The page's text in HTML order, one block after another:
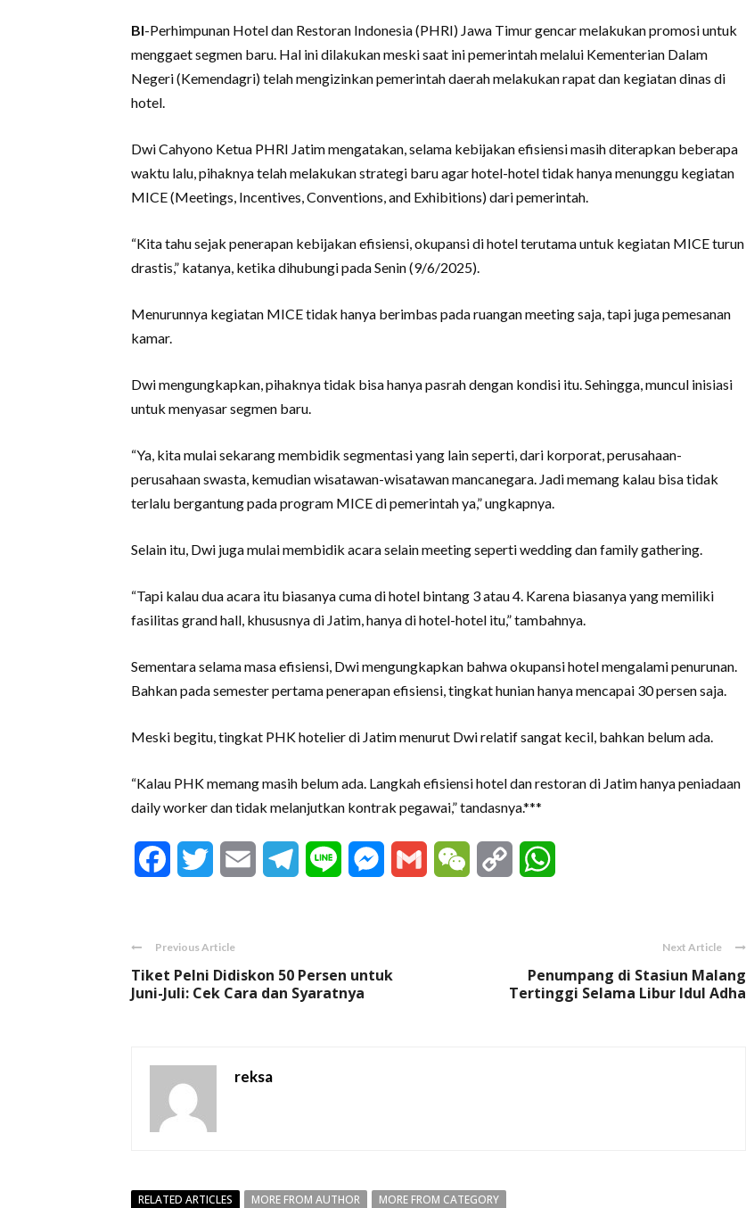
BI-Perhimpunan Hotel dan Restoran Indonesia (PHRI) Jawa Timur gencar melakukan promosi untuk
menggaet segmen baru. Hal ini dilakukan meski saat ini pemerintah melalui Kementerian Dalam
Negeri (Kemendagri) telah mengizinkan pemerintah daerah melakukan rapat dan kegiatan dinas di
hotel.
Dwi Cahyono Ketua PHRI Jatim mengatakan, selama kebijakan efisiensi masih diterapkan beberapa
waktu lalu, pihaknya telah melakukan strategi baru agar hotel-hotel tidak hanya menunggu kegiatan
MICE (Meetings, Incentives, Conventions, and Exhibitions) dari pemerintah.
“Kita tahu sejak penerapan kebijakan efisiensi, okupansi di hotel terutama untuk kegiatan MICE turun
drastis,” katanya, ketika dihubungi pada Senin (9/6/2025).
Menurunnya kegiatan MICE tidak hanya berimbas pada ruangan meeting saja, tapi juga pemesanan
kamar.
Dwi mengungkapkan, pihaknya tidak bisa hanya pasrah dengan kondisi itu. Sehingga, muncul inisiasi
untuk menyasar segmen baru.
“Ya, kita mulai sekarang membidik segmentasi yang lain seperti, dari korporat, perusahaan-
perusahaan swasta, kemudian wisatawan-wisatawan mancanegara. Jadi memang kalau bisa tidak
terlalu bergantung pada program MICE di pemerintah ya,” ungkapnya.
Selain itu, Dwi juga mulai membidik acara selain meeting seperti wedding dan family gathering.
“Tapi kalau dua acara itu biasanya cuma di hotel bintang 3 atau 4. Karena biasanya yang memiliki
fasilitas grand hall, khususnya di Jatim, hanya di hotel-hotel itu,” tambahnya.
Sementara selama masa efisiensi, Dwi mengungkapkan bahwa okupansi hotel mengalami penurunan.
Bahkan pada semester pertama penerapan efisiensi, tingkat hunian hanya mencapai 30 persen saja.
Meski begitu, tingkat PHK hotelier di Jatim menurut Dwi relatif sangat kecil, bahkan belum ada.
“Kalau PHK memang masih belum ada. Langkah efisiensi hotel dan restoran di Jatim hanya peniadaan
daily worker dan tidak melanjutkan kontrak pegawai,” tandasnya.***
FacebookTwitter Email Telegram
Line Messenger
Gmail WeChat Copy
Previous Article
Tiket Pelni Didiskon 50 Persen untuk
Juni-Juli: Cek Cara dan Syaratnya
Next Article
Penumpang di Stasiun Malang
Tertinggi Selama Libur Idul Adha
reksa
RELATED ARTICLES MORE FROM AUTHOR MORE FROM CATEGORY